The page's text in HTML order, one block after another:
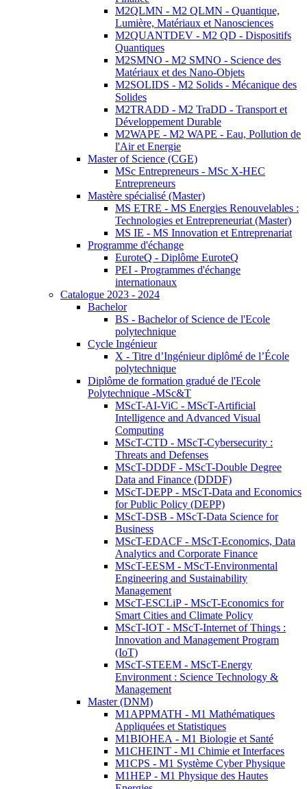
M2QLMN - M2 QLMN - Quantique,
Lumière, Matériaux et Nanosciences
M2QUANTDEV - M2 QD - Dispositifs
Quantiques
M2SMNO - M2 SMNO - Science des
Matériaux et des Nano-Objets
M2SOLIDS - M2 Solids - Mécanique des
Solides
M2TRADD - M2 TraDD - Transport et
Développement Durable
M2WAPE - M2 WAPE - Eau, Pollution de
l'Air et Energie
Master of Science (CGE)
MSc Entrepreneurs - MSc X-HEC
Entrepreneurs
Mastère spécialisé (Master)
MS ETRE - MS Energies Renouvelables :
Technologies et Entrepreneuriat (Master)
MS IE - MS Innovation et Entreprenariat
Programme d'échange
EuroteQ - Diplôme EuroteQ
PEI - Programmes d'échange
internationaux
Catalogue 2023 - 2024
Bachelor
BS - Bachelor of Science de l'Ecole
polytechnique
Cycle Ingénieur
X - Titre d’Ingénieur diplômé de l’École
polytechnique
Diplôme de formation gradué de l'Ecole
Polytechnique -MSc&T
MScT-AI-ViC - MScT-Artificial
Intelligence and Advanced Visual
Computing
MScT-CTD - MScT-Cybersecurity :
Threats and Defenses
MScT-DDDF - MScT-Double Degree
Data and Finance (DDDF)
MScT-DEPP - MScT-Data and Economics
for Public Policy (DEPP)
MScT-DSB - MScT-Data Science for
Business
MScT-EDACF - MScT-Economics, Data
Analytics and Corporate Finance
MScT-EESM - MScT-Environmental
Engineering and Sustainability
Management
MScT-ESCLiP - MScT-Economics for
Smart Cities and Climate Policy
MScT-IOT - MScT-Internet of Things :
Innovation and Management Program
(IoT)
MScT-STEEM - MScT-Energy
Environment : Science Technology &
Management
Master (DNM)
M1APPMATH - M1 Mathématiques
Appliquées et Statistiques
M1BIOHEA - M1 Biologie et Santé
M1CHEINT - M1 Chimie et Interfaces
M1CPS - M1 Système Cyber Physique
M1HEP - M1 Physique des Hautes